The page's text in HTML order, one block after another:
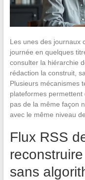
Les unes des journaux
journée en quelques
consulter la hiérarchie
rédaction la construit,
Plusieurs mécanismes
plateformes permettent
pas de la même façon
avec le même niveau
Flux RSS
sans